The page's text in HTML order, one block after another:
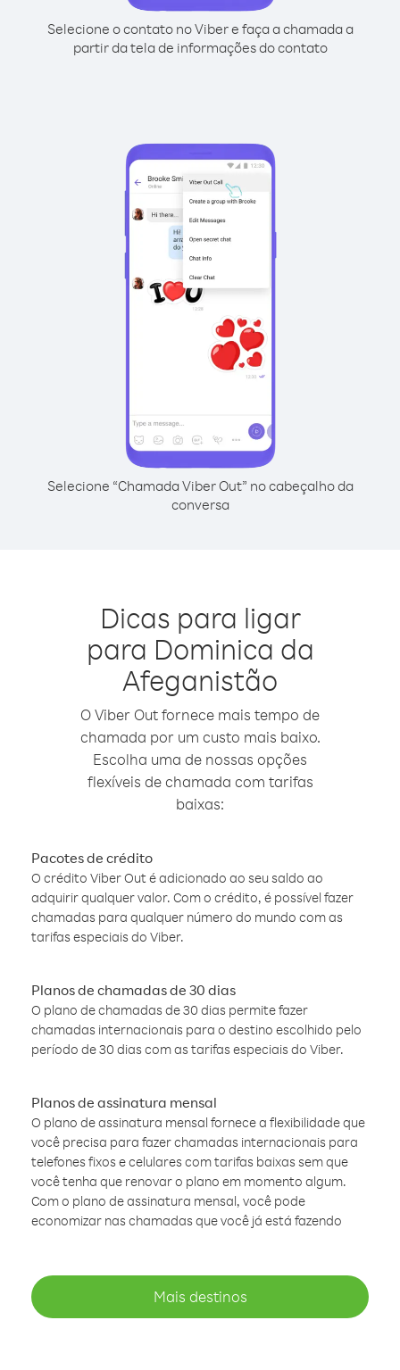
Selecione o contato no Viber e faça a chamada a
partir da tela de informações do contato
Selecione “Chamada Viber Out” no cabeçalho da
conversa
Dicas para ligar
para Dominica da
Afeganistão
O Viber Out fornece mais tempo de
chamada por um custo mais baixo.
Escolha uma de nossas opções
flexíveis de chamada com tarifas
baixas:
Pacotes de crédito
O crédito Viber Out é adicionado ao seu saldo ao
adquirir qualquer valor. Com o crédito, é possível fazer
chamadas para qualquer número do mundo com as
tarifas especiais do Viber.
Planos de chamadas de 30 dias
O plano de chamadas de 30 dias permite fazer
chamadas internacionais para o destino escolhido pelo
período de 30 dias com as tarifas especiais do Viber.
Planos de assinatura mensal
O plano de assinatura mensal fornece a flexibilidade que
você precisa para fazer chamadas internacionais para
telefones fixos e celulares com tarifas baixas sem que
você tenha que renovar o plano em momento algum.
Com o plano de assinatura mensal, você pode
economizar nas chamadas que você já está fazendo
Mais destinos